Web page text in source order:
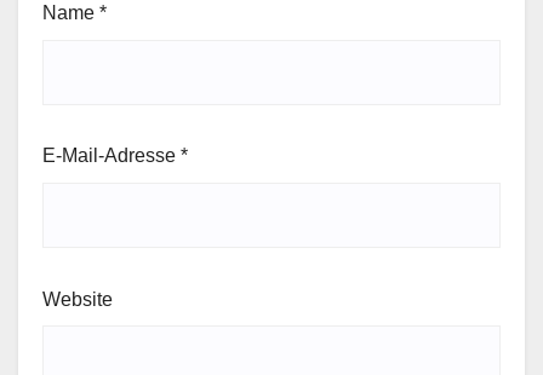
Name *
E-Mail-Adresse *
Website